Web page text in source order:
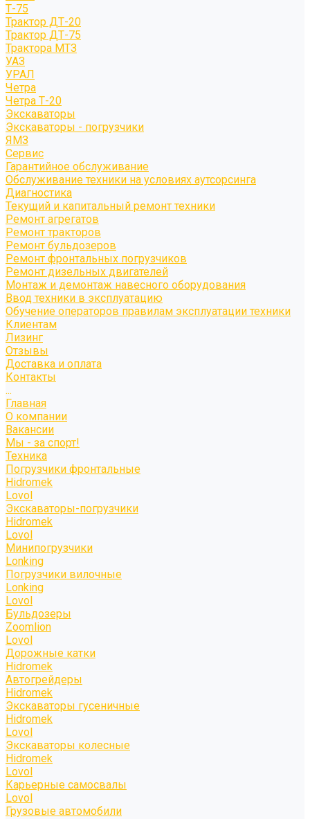
Т-75
Трактор ДТ-20
Трактор ДТ-75
Трактора МТЗ
УАЗ
УРАЛ
Четра
Четра Т-20
Экскаваторы
Экскаваторы - погрузчики
ЯМЗ
Сервис
Гарантийное обслуживание
Обслуживание техники на условиях аутсорсинга
Диагностика
Текущий и капитальный ремонт техники
Ремонт агрегатов
Ремонт тракторов
Ремонт бульдозеров
Ремонт фронтальных погрузчиков
Ремонт дизельных двигателей
Монтаж и демонтаж навесного оборудования
Ввод техники в эксплуатацию
Обучение операторов правилам эксплуатации техники
Клиентам
Лизинг
Отзывы
Доставка и оплата
Контакты
...
Главная
О компании
Вакансии
Мы - за спорт!
Техника
Погрузчики фронтальные
Hidromek
Lovol
Экскаваторы-погрузчики
Hidromek
Lovol
Минипогрузчики
Lonking
Погрузчики вилочные
Lonking
Lovol
Бульдозеры
Zoomlion
Lovol
Дорожные катки
Hidromek
Автогрейдеры
Hidromek
Экскаваторы гусеничные
Hidromek
Lovol
Экскаваторы колесные
Hidromek
Lovol
Карьерные самосвалы
Lovol
Грузовые автомобили